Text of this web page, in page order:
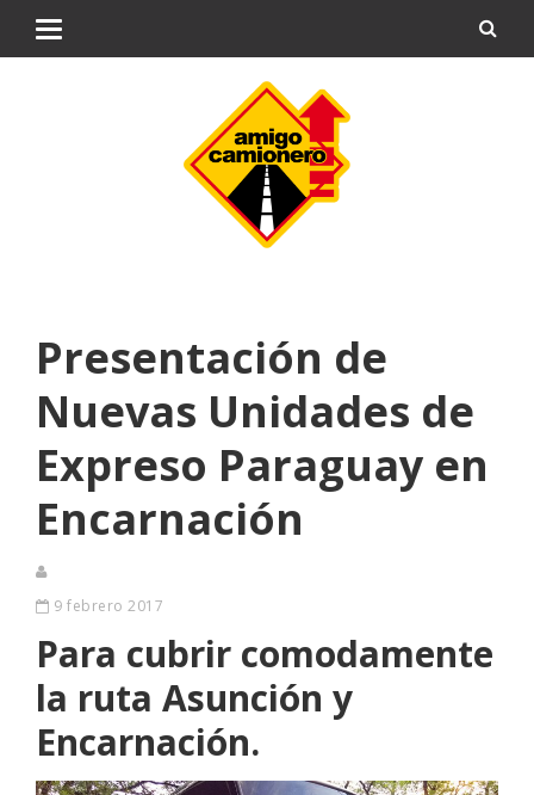
Presentación de
Nuevas Unidades de
Expreso Paraguay en
Encarnación
9 febrero 2017
Para cubrir comodamente
la ruta Asunción y
Encarnación.